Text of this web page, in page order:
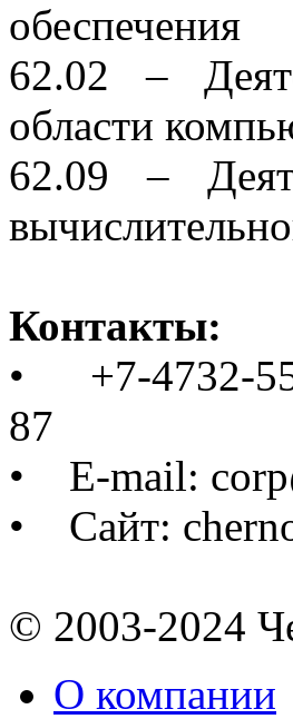
обеспечения
62.02 –
области
62.09 –
Контакты:
• +7-4732-
87
• E-mail:
• Сайт:
© 2003-2024
О компании